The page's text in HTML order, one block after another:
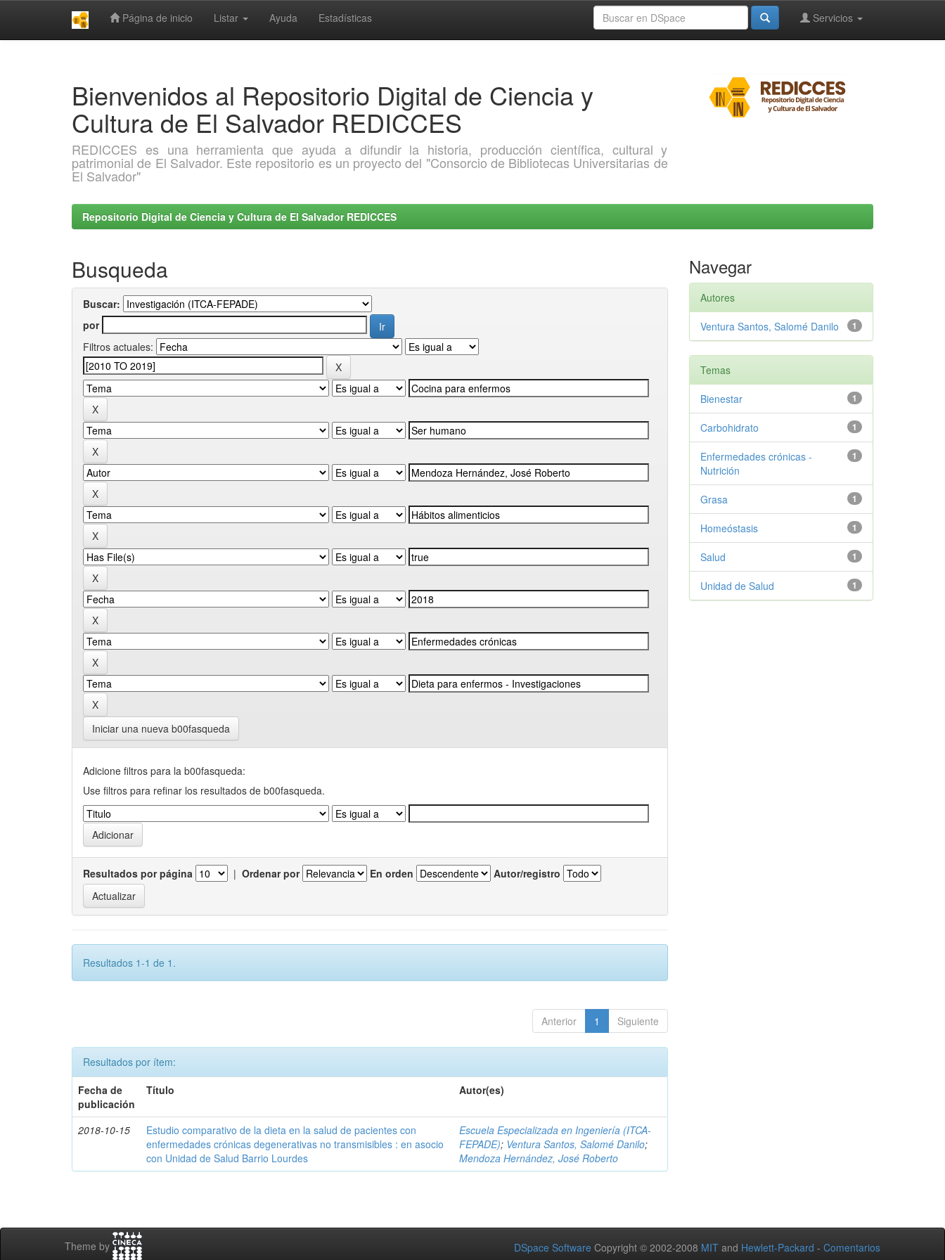
Página de inicio Listar Ayuda Estadísticas Servicios
Bienvenidos al Repositorio Digital de Ciencia y
Cultura de El Salvador REDICCES
REDICCES es una herramienta que ayuda a difundir la historia, producción científica, cultural y
patrimonial de El Salvador. Este repositorio es un proyecto del "Consorcio de Bibliotecas Universitarias de
El Salvador"
Repositorio Digital de Ciencia y Cultura de El Salvador REDICCES
Busqueda
Buscar:
por
Filtros actuales:
Iniciar una nueva b00fasqueda
Adicione filtros para la b00fasqueda:
Use filtros para refinar los resultados de b00fasqueda.
Resultados por página | Ordenar por En orden Autor/registro
Resultados 1-1 de 1.
Anterior 1 Siguiente
Resultados por ítem:
Fecha de
publicación
Título Autor(es)
2018-10-15
Estudio comparativo de la dieta en la salud de pacientes con
enfermedades crónicas degenerativas no transmisibles : en asocio
con Unidad de Salud Barrio Lourdes
Escuela Especializada en Ingeniería (ITCA-
FEPADE); Ventura Santos, Salomé Danilo;
Mendoza Hernández, José Roberto
Navegar
Autores
1
Ventura Santos, Salomé Danilo
Temas
1
Bienestar
1
Carbohidrato
1
Enfermedades crónicas -
Nutrición
1
Grasa
1
Homeóstasis
1
Salud
1
Unidad de Salud
Theme by DSpace Software Copyright © 2002-2008 MIT and Hewlett-Packard - Comentarios